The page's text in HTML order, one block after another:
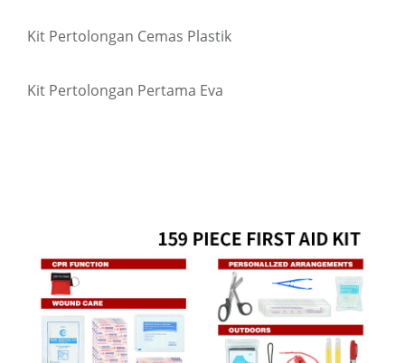
Kit Pertolongan Cemas Plastik
Kit Pertolongan Pertama Eva